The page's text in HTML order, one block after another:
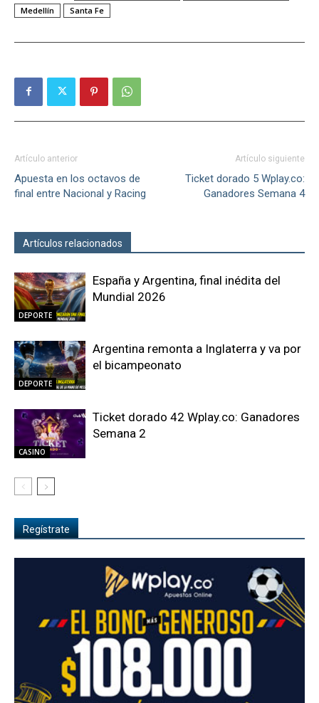
Medellín
Santa Fe
Artículo anterior
Apuesta en los octavos de
final entre Nacional y Racing
Artículo siguiente
Ticket dorado 5 Wplay.co:
Ganadores Semana 4
Artículos relacionados
DEPORTE
España y Argentina, final inédita del
Mundial 2026
DEPORTE
Argentina remonta a Inglaterra y va por
el bicampeonato
CASINO
Ticket dorado 42 Wplay.co: Ganadores
Semana 2
Regístrate